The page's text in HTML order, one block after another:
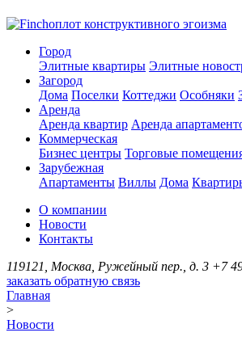
оплот конструктивного эгоизма
Город
Элитные квартиры Элитные
Загород
Дома Поселки Коттеджи Особняки
Аренда
Аренда квартир Аренда
Коммерческая
Бизнес центры Торговые
Зарубежная
Апартаменты Виллы Дома
О компании
Новости
Контакты
119121, Москва, Ружейный пер., д. 3 +7
заказать обратную связь
Главная
>
Новости